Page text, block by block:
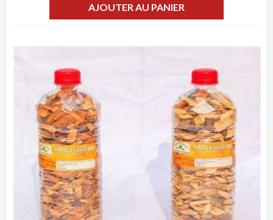
AJOUTER AU PANIER